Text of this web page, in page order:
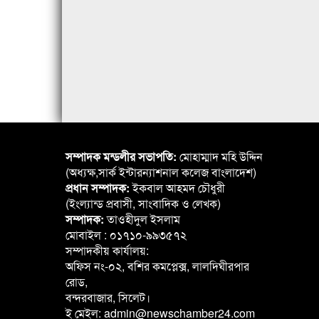
সম্পাদক মন্ডলীর সভাপতি: মোহাম্মাদ মহি উদ্দিন
(অধ্যক্ষ,সার্ক ইন্টারন্যাশনাল কলেজ বাংলাদেশ)
প্রধান সম্পাদক:ইকবাল আহমদ চৌধুরী
(ইংল্যান্ড প্রবাসী, সাংবাদিক ও লেখক)
সম্পাদক:তাওহীদুল ইসলাম
মোবাইল : ০১৭১০-৯৯৩৫৭২
সম্পাদকীয় কার্যালয়:
অফিস নং-০২, বশির কমপ্লেক্স, লালদিঘীরপার
রোড,
বন্দরবাজার, সিলেট।
ই মেইল: admin@newschamber24.com